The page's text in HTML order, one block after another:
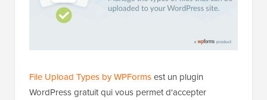
File Upload Types by WPFormsest un plugin
WordPress gratuit qui vous permet d'accepter